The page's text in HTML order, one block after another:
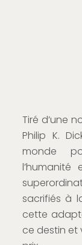
Tiré d’une
Philip K.
monde
sacrifiés à
cette
ce destin et